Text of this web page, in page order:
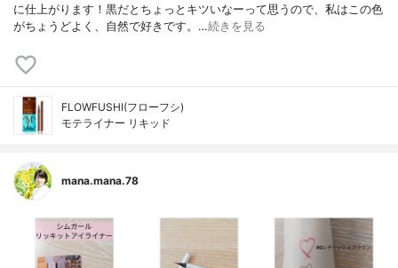
に仕上がります！黒だとちょっとキツいなーって思うので、私はこの色
がちょうどよく、自然で好きです。…続きを見る
FLOWFUSHI(フローフシ)
モテライナー リキッド
mana.mana.78